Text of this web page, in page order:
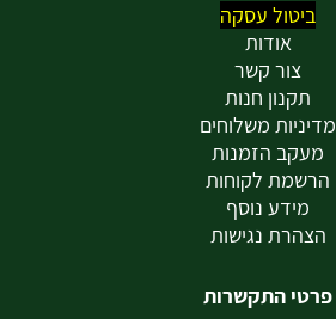
ביטול עסקה
אודות
צור קשר
תקנון חנות
מדיניות משלוחים
מעקב הזמנות
הרשמת לקוחות
מידע נוסף
הצהרת נגישות
פרטי התקשרות